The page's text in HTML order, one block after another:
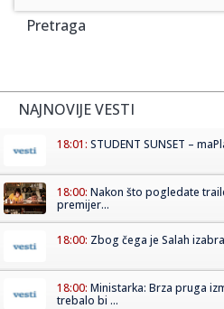
Pretraga
NAJNOVIJE VESTI
18:01: STUDENT SUNSET –
18:00: Nakon što pogledate
premijer...
18:00: Zbog čega je Salah
18:00: Ministarka: Brza pruga
trebalo bi ...